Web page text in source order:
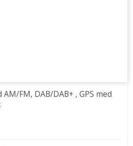
FM, DAB/DAB+ , GPS med